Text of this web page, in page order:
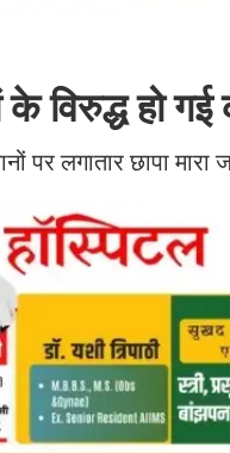
हो गई
पर लगातार छापा